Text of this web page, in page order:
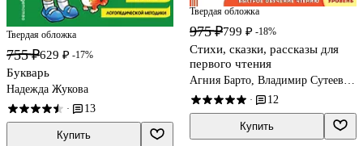
Твердая обложка
755 ₽629 ₽ -17%
Букварь
Надежда Жукова
· 13
Купить
Твердая обложка
975 ₽799 ₽ -18%
Стихи, сказки, рассказы для
первого чтения
Агния Барто, Владимир Сутеев,
Эдуард Успенский
· 12
Купить